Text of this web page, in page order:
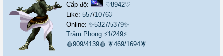
Cấp độ:
♡8942♡
Like:557/10763
Online:✨5327/5379✨
Trảm Phong ⚡1/249⚡
🩸909/4139🩸 🌟469/1694🌟